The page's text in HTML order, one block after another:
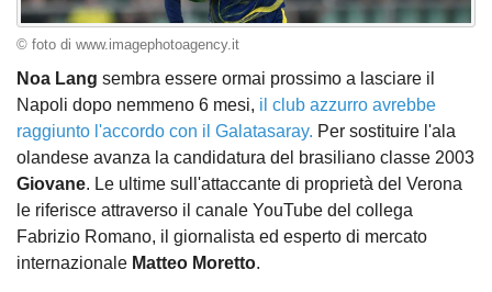
© foto di www.imagephotoagency.it
Noa Lang sembra essere ormai prossimo a lasciare il
Napoli dopo nemmeno 6 mesi, il club azzurro avrebbe
raggiunto l'accordo con il Galatasaray. Per sostituire l'ala
olandese avanza la candidatura del brasiliano classe 2003
Giovane. Le ultime sull'attaccante di proprietà del Verona
le riferisce attraverso il canale YouTube del collega
Fabrizio Romano, il giornalista ed esperto di mercato
internazionale Matteo Moretto.